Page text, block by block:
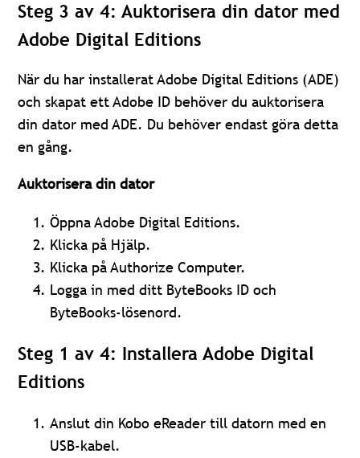
Steg 3 av 4: Auktorisera din dator med
Adobe Digital Editions
När du har installerat Adobe Digital Editions (ADE)
och skapat ett Adobe ID behöver du auktorisera
din dator med ADE. Du behöver endast göra detta
en gång.
Auktorisera din dator
Öppna Adobe Digital Editions.
Klicka på Hjälp.
Klicka på Authorize Computer.
Logga in med ditt ByteBooks ID och
ByteBooks-lösenord.
Steg 1 av 4: Installera Adobe Digital
Editions
Anslut din Kobo eReader till datorn med en
USB-kabel.